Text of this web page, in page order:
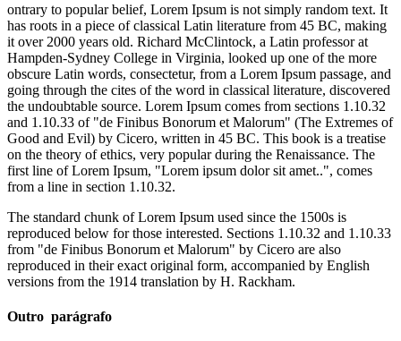
ontrary to popular belief, Lorem Ipsum is not simply random text. It
has roots in a piece of classical Latin literature from 45 BC, making
it over 2000 years old. Richard McClintock, a Latin professor at
Hampden-Sydney College in Virginia, looked up one of the more
obscure Latin words, consectetur, from a Lorem Ipsum passage, and
going through the cites of the word in classical literature, discovered
the undoubtable source. Lorem Ipsum comes from sections 1.10.32
and 1.10.33 of "de Finibus Bonorum et Malorum" (The Extremes of
Good and Evil) by Cicero, written in 45 BC. This book is a treatise
on the theory of ethics, very popular during the Renaissance. The
first line of Lorem Ipsum, "Lorem ipsum dolor sit amet..", comes
from a line in section 1.10.32.
The standard chunk of Lorem Ipsum used since the 1500s is
reproduced below for those interested. Sections 1.10.32 and 1.10.33
from "de Finibus Bonorum et Malorum" by Cicero are also
reproduced in their exact original form, accompanied by English
versions from the 1914 translation by H. Rackham.
Outro parágrafo